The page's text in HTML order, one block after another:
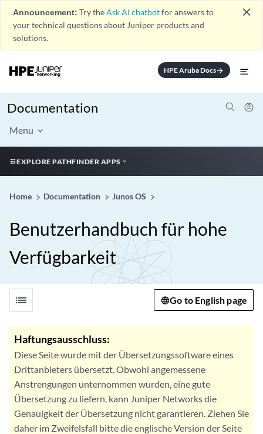
Announcement: Try theAsk AI chatbotfor answers to
your technical questions about Juniper products and
solutions.
close
HPE Aruba Docsarrow_forward
Documentation
Menu
EXPLORE PATHFINDER APPS
Home Documentation Junos OS
Benutzerhandbuch für hohe
Verfügbarkeit
list Go to English page
Haftungsausschluss:
Diese Seite wurde mit der Übersetzungssoftware eines
Drittanbieters übersetzt. Obwohl angemessene
Anstrengungen unternommen wurden, eine gute
Übersetzung zu liefern, kann Juniper Networks die
Genauigkeit der Übersetzung nicht garantieren. Ziehen Sie
daher im Zweifelsfall bitte die englische Version der Seite